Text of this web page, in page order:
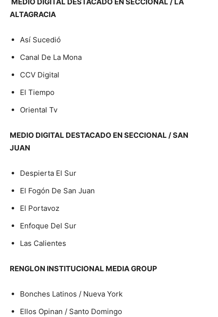
ALTAGRACIA
Así Sucedió
Canal De La Mona
CCV Digital
El Tiempo
Oriental Tv
MEDIO DIGITAL DESTACADO EN SECCIONAL / SAN
JUAN
Despierta El Sur
El Fogón De San Juan
El Portavoz
Enfoque Del Sur
Las Calientes
RENGLON INSTITUCIONAL MEDIA GROUP
Bonches Latinos / Nueva York
Ellos Opinan / Santo Domingo